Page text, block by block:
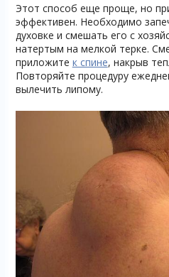
Этот способ еще проще, но
эффективен. Необходимо
духовке и смешать его с
натертым на мелкой терке.
приложите к спине, накрыв
Повторяйте процедуру
вылечить липому.